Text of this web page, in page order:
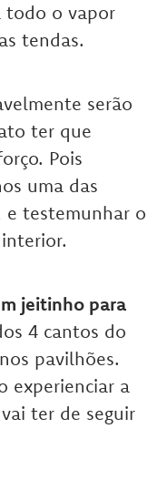
todo o vapor
tendas.
serão
ter que
Pois
uma das
e testemunhar o
jeitinho para
4 cantos do
pavilhões.
experienciar a
ter de seguir